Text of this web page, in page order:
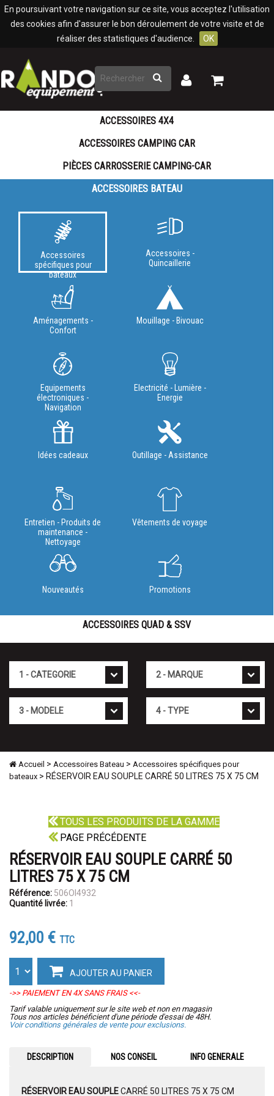
En poursuivant votre navigation sur ce site, vous acceptez l'utilisation
des cookies afin d'assurer le bon déroulement de votre visite et de
réaliser des statistiques d'audience.
OK
Rechercher
Mon
Mon
ACCESSOIRES 4X4
ACCESSOIRES CAMPING CAR
PIÈCES CARROSSERIE CAMPING-CAR
ACCESSOIRES BATEAU
Accessoires
spécifiques pour
bateaux
Accessoires -
Quincaillerie
Aménagements -
Confort
Mouillage - Bivouac
Equipements
électroniques -
Navigation
Electricité - Lumière -
Energie
Idées cadeaux Outillage - Assistance
Entretien - Produits de
maintenance -
Nettoyage
Vêtements de voyage
Nouveautés Promotions
ACCESSOIRES QUAD & SSV
Accueil > Accessoires Bateau > Accessoires spécifiques pour
bateaux > RÉSERVOIR EAU SOUPLE CARRÉ 50 LITRES 75 X 75 CM
TOUS LES PRODUITS DE LA GAMME
PAGE PRÉCÉDENTE
RÉSERVOIR EAU SOUPLE CARRÉ 50
LITRES 75 X 75 CM
Référence: 506OI4932
Quantité livrée: 1
92,00 € TTC
AJOUTER AU PANIER
->> PAIEMENT EN 4X SANS FRAIS <<-
Tarif valable uniquement sur le site web et non en magasin
Tous nos articles bénéficient d'une période d'essai de 48H.
Voir conditions générales de vente pour exclusions.
DESCRIPTION NOS CONSEIL INFO GENERALE
RÉSERVOIR EAU SOUPLECARRÉ 50 LITRES 75 X 75 CM
Panneau de gestion des cookies